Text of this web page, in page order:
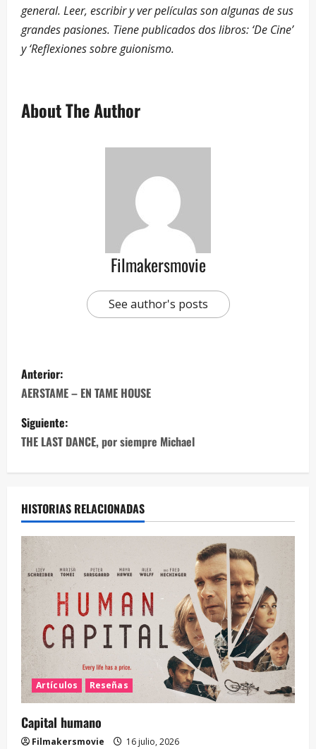
general. Leer, escribir y ver películas son algunas de sus
grandes pasiones. Tiene publicados dos libros: ‘De Cine’
y ‘Reflexiones sobre guionismo.
About The Author
Filmakersmovie
See author's posts
Anterior:
AERSTAME – EN TAME HOUSE
Siguiente:
THE LAST DANCE, por siempre Michael
HISTORIAS RELACIONADAS
Artículos Reseñas
Capital humano
Filmakersmovie 16 julio, 2026